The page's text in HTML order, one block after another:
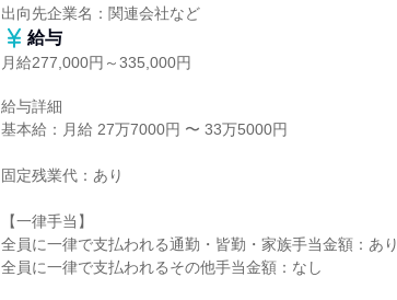
出向先企業名：関連会社など
給与
月給277,000円～335,000円
給与詳細
基本給：月給 27万7000円 〜 33万5000円
固定残業代：あり
【一律手当】
全員に一律で支払われる通勤・皆勤・家族手当金額：あり
全員に一律で支払われるその他手当金額：なし